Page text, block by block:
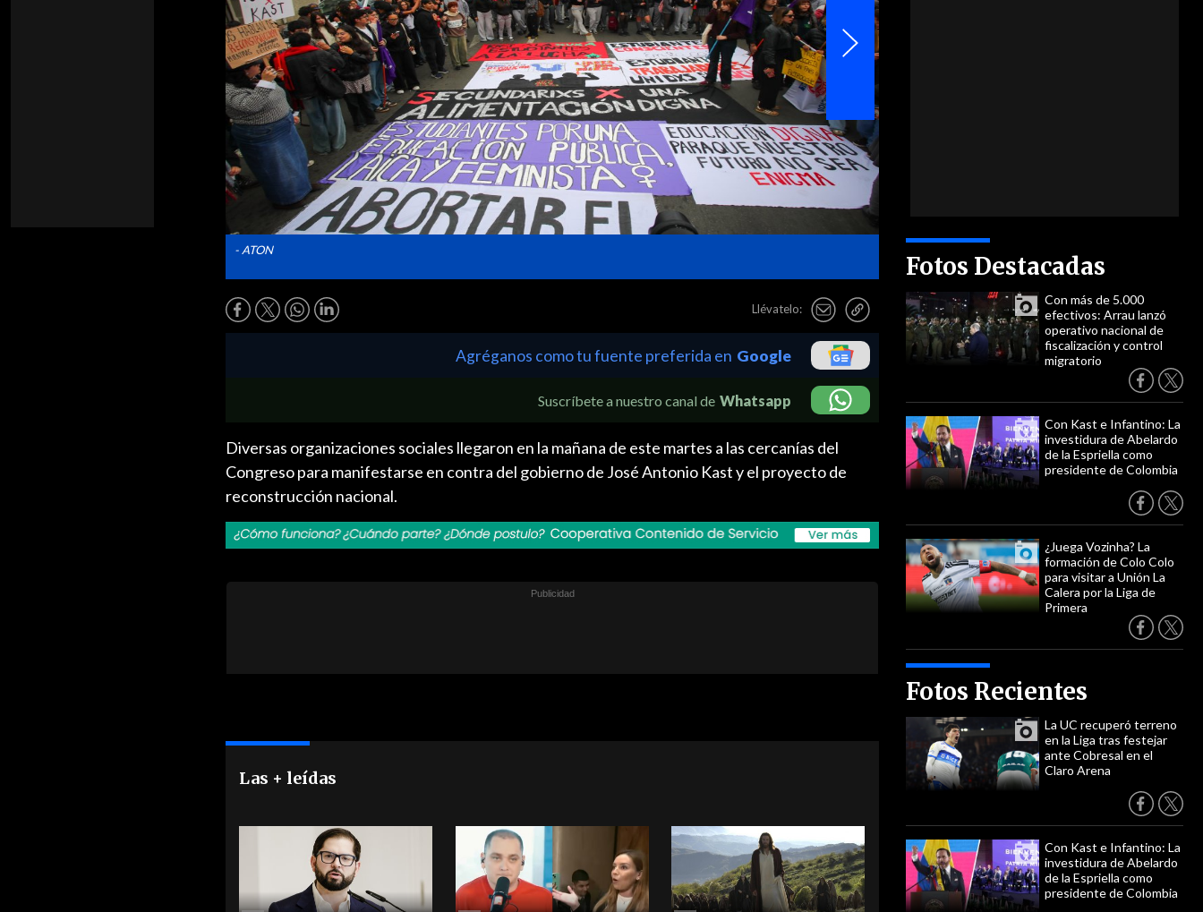
- ATON
Llévatelo:
Fotos Destacadas
Con más de 5.000
efectivos: Arrau lanzó
operativo nacional de
fiscalización y control
migratorio
Con Kast e Infantino: La
investidura de Abelardo
de la Espriella como
presidente de Colombia
¿Juega Vozinha? La
formación de Colo Colo
para visitar a Unión La
Calera por la Liga de
Primera
Fotos Recientes
La UC recuperó terreno
en la Liga tras festejar
ante Cobresal en el
Claro Arena
Con Kast e Infantino: La
investidura de Abelardo
de la Espriella como
presidente de Colombia
Agréganos como tu fuente preferida en Google
Suscríbete a nuestro canal de Whatsapp
Diversas organizaciones sociales llegaron en la mañana de este martes a las cercanías del
Congreso para manifestarse en contra del gobierno de José Antonio Kast y el proyecto de
reconstrucción nacional.
Las + leídas